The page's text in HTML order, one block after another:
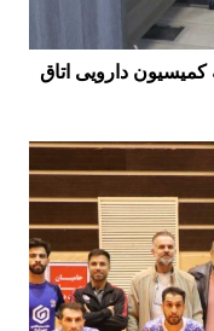
دارویی اتاق